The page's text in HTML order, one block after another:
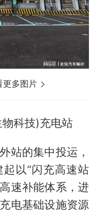
更多图片
科技)充电站
站的集中投运，
以“闪充高速站
速补能体系，进
电基础设施资源